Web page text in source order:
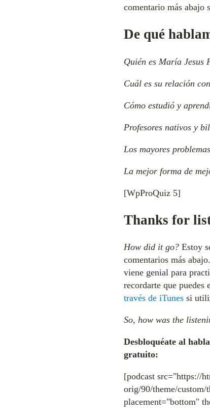
comentario más abajo
De qué
Quién es María Jesus
Cuál es su relación
Cómo estudió y
Profesores nativos y
Los mayores
La mejor forma de
[WpProQuiz 5]
Thanks for
How did it go?Estoy
comentarios más
viene genial para
recordarte que puedes
través de iTunessi
So, how was the
Desbloquéate al
gratuito:
[podcast src="https://
orig/90/theme/
placement="bottom"